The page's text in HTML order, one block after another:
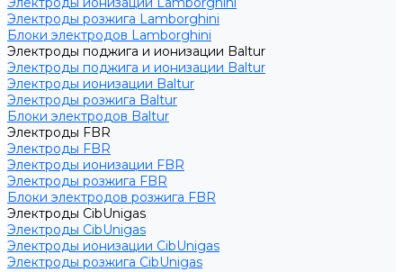
Электроды розжига Lamborghini
Блоки электродов Lamborghini
Электроды поджига и ионизации Baltur
Электроды поджига и ионизации Baltur
Электроды ионизации Baltur
Электроды розжига Baltur
Блоки электродов Baltur
Электроды FBR
Электроды FBR
Электроды ионизации FBR
Электроды розжига FBR
Блоки электродов розжига FBR
Электроды CibUnigas
Электроды CibUnigas
Электроды ионизации CibUnigas
Электроды розжига CibUnigas